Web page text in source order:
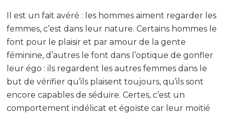
Il est un fait avéré : les hommes aiment regarder les
femmes, c’est dans leur nature. Certains hommes le
font pour le plaisir et par amour de la gente
féminine, d’autres le font dans l’optique de gonfler
leur égo : ils regardent les autres femmes dans le
but de vérifier qu’ils plaisent toujours, qu’ils sont
encore capables de séduire. Certes, c’est un
comportement indélicat et égoïste car leur moitié